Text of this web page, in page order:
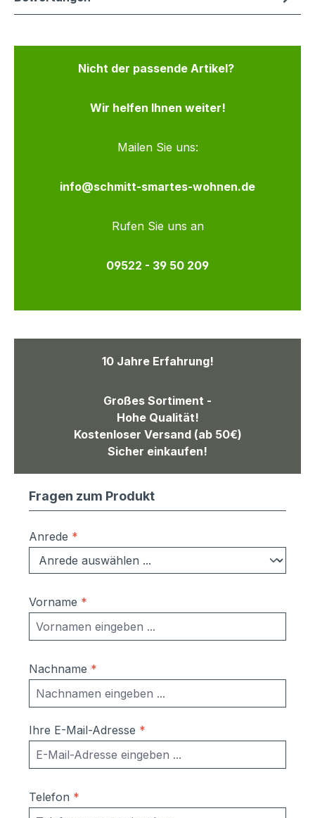
Nicht der passende Artikel?
Wir helfen Ihnen weiter!
Mailen Sie uns:
info@schmitt-smartes-wohnen.de
Rufen Sie uns an
09522 - 39 50 209
10 Jahre Erfahrung!
Großes Sortiment -
Hohe Qualität!
Kostenloser Versand (ab 50€)
Sicher einkaufen!
Fragen zum Produkt
Anrede *
Vorname *
Nachname *
Ihre E-Mail-Adresse *
Telefon *